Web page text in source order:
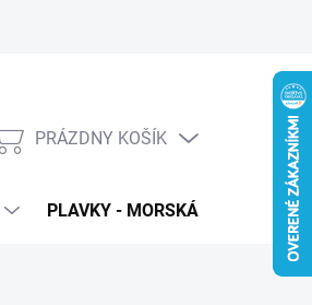
NÁKUPNÝ
PRÁZDNY KOŠÍK
PLAVKY - MORSKÁ PANNA